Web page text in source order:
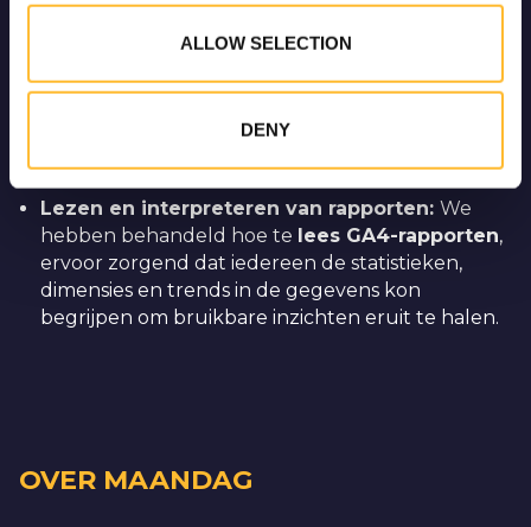
ALLOW SELECTION
DENY
het proces doorgenomen van het maken van
Verken rapporten
specifieke gegevenspunten te duiken en op
maat gemaakte analyses te creëren.
Lezen en interpreteren van rapporten: We
hebben behandeld hoe te lees GA4-rapporten,
ervoor zorgend dat iedereen de statistieken,
dimensies en trends in de gegevens kon
begrijpen om bruikbare inzichten eruit te halen.
OVER MAANDAG